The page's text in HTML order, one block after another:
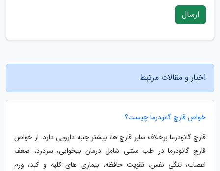
ارسال
اخبار و مقالات مرتبط
خواص قارچ گانودرما چیست؟
قارچ گانودرما برخلاف سایر قارچ ها، بیشتر جنبه دارویی دارد. از خواص
قارچ گانودرما در طب سنتی شامل درمان بیخوابی، سردرد، ضعف
اعصاب، تنگی نفس، تقویت حافظه، بیماری های کلیه و کبد، ورم